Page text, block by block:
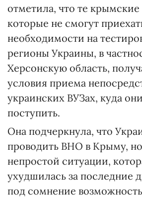
отметила, что те
которые не смогут
необходимости на
регионы Украины, в
Херсонскую область,
условия приема
украинских ВУЗах, куда
поступить.
Она подчеркнула, что
проводить ВНО в Крыму,
непростой ситуации,
ухудшилась за последние
под сомнение возможность